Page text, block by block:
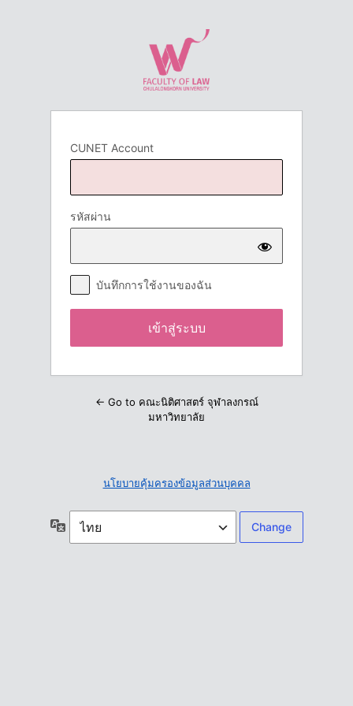
CUNET Account
รหัสผ่าน
บันทึกการใช้งานของฉัน
← Go to คณะนิติศาสตร์ จุฬาลงกรณ์
มหาวิทยาลัย
นโยบายคุ้มครองข้อมูลส่วนบุคคล
ภาษา